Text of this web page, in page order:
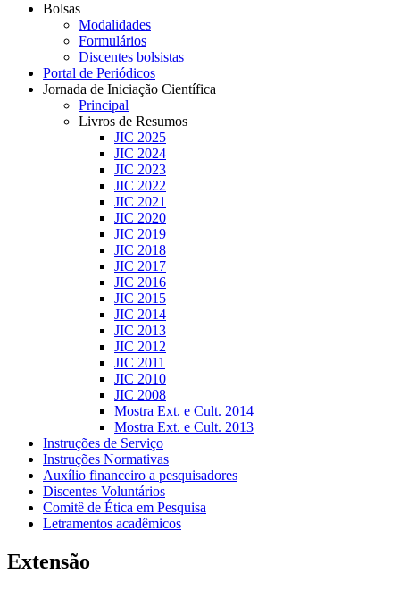
Bolsas
Modalidades
Formulários
Discentes bolsistas
Portal de Periódicos
Jornada de Iniciação Científica
Principal
Livros de Resumos
JIC 2025
JIC 2024
JIC 2023
JIC 2022
JIC 2021
JIC 2020
JIC 2019
JIC 2018
JIC 2017
JIC 2016
JIC 2015
JIC 2014
JIC 2013
JIC 2012
JIC 2011
JIC 2010
JIC 2008
Mostra Ext. e Cult. 2014
Mostra Ext. e Cult. 2013
Instruções de Serviço
Instruções Normativas
Auxílio financeiro a pesquisadores
Discentes Voluntários
Comitê de Ética em Pesquisa
Letramentos acadêmicos
Extensão